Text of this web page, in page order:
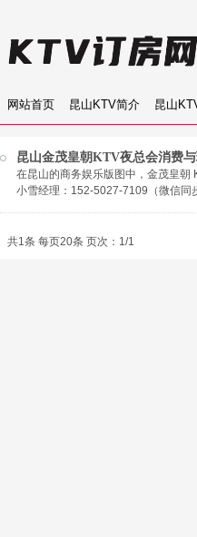
网站首页 昆山KTV简介 昆山
昆山金茂皇朝KTV夜总会消费
在昆山的商务娱乐版图中，金茂皇朝
小雪经理：152-5027-7109（微信同
共1条 每页20条 页次：1/1